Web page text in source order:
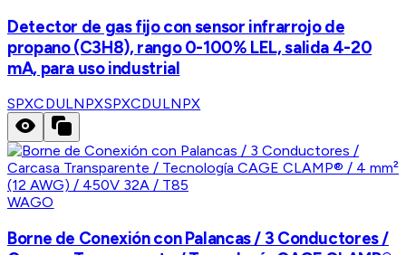
Detector de gas fijo con sensor infrarrojo de
propano (C3H8), rango 0-100% LEL, salida 4-20
mA, para uso industrial
SPXCDULNPXSPXCDULNPX
WAGO
Borne de Conexión con Palancas / 3 Conductores /